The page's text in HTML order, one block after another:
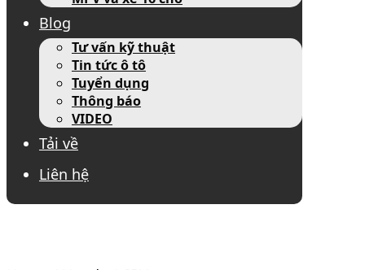
Blog
Tư vấn kỹ thuật
Tin tức ô tô
Tuyển dụng
Thông báo
VIDEO
Tải về
Liên hệ